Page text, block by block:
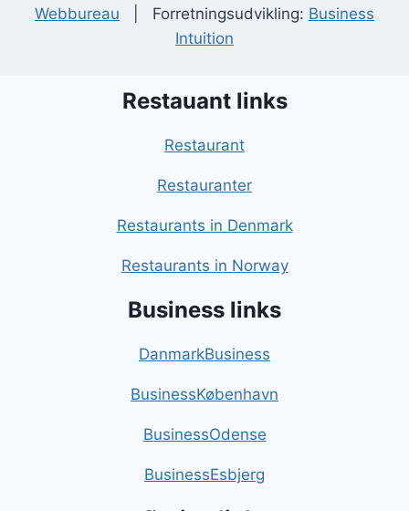
Webbureau | Forretningsudvikling: Business
Intuition
Restauant links
Restaurant
Restauranter
Restaurants in Denmark
Restaurants in Norway
Business links
DanmarkBusiness
BusinessKøbenhavn
BusinessOdense
BusinessEsbjerg